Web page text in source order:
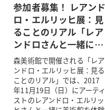
参加者募集！ レアンド
ロ・エルリッヒ展：見
ることのリアル「レア
ンドロさんと一緒に…
森美術館で開催される「レア
ンドロ・エルリッヒ展：見る
ことのリアル」では、2017
年11月19日（日）にアーティ
ストのレアンドロ・エルリッ